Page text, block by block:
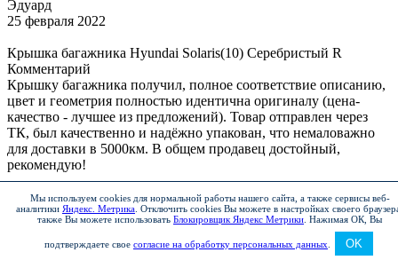
Эдуард
25 февраля 2022
Крышка багажника Hyundai Solaris(10) Серебристый R
Комментарий
Крышку багажника получил, полное соответствие описанию,
цвет и геометрия полностью идентична оригиналу (цена-
качество - лучшее из предложений). Товар отправлен через
ТК, был качественно и надёжно упакован, что немаловажно
для доставки в 5000км. В общем продавец достойный,
рекомендую!
Игорь не автодилер
28 февраля 2022
Бампер Chevrolet lacetti универсал задний Poly Sil
Мы используем cookies для нормальной работы нашего сайта, а также сервисы веб-
аналитики Яндекс. Метрика Отключить cookies Вы можете в настройках своего
также Вы можете использовать Блокировщик Яндекс Метрики Нажимая ОК, Вы
подтверждаете свое согласие на обработку персональных данных OK